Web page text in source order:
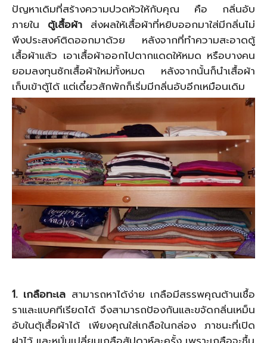
ปัญหาเดิมที่สร้างความปวดหัวให้กับคุณ คือ กลิ่นอับ
ภายใน ตู้เสื้อผ้า ส่งผลให้เสื้อผ้าที่หยิบออกมาใส่มีกลิ่นไม่
พึงประสงค์ติดออกมาด้วย หลังจากที่ทำความสะอาดตู้
เสื้อผ้าแล้ว เอาเสื้อผ้าออกไปตากแดดให้หมด หรือบางคน
ยอมลงทุนซักเสื้อผ้าใหม่ทั้งหมด หลังจากนั้นก็นำเสื้อผ้า
เก็บเข้าตู้ได้ แต่เดี๋ยวสักพักก็เริ่มมีกลิ่นอับอีกเหมือนเดิม
1. เกลือทะเล สามารถหาได้ง่าย เกลือมีสรรพคุณต้านเชื้อ
ราและแบคทีเรียดได้ จึงสามารถป้องกันและขจัดกลิ่นเหม็น
อับในตุ้เสื้อผ้าได้ เพียงคุณใส่เกลือในกล่อง ภาชนะที่เปิด